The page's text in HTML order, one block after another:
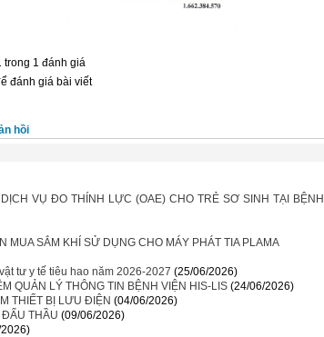
trong 1 đánh giá
đánh giá bài viết
hồi
VỤ ĐO THÍNH LỰC (OAE) CHO TRẺ SƠ SINH TẠI BỆNH
MUA SẮM KHÍ SỬ DỤNG CHO MÁY PHÁT TIA PLAMA
tư y tế tiêu hao năm 2026-2027 (25/06/2026)
QUẢN LÝ THÔNG TIN BỆNH VIỆN HIS-LIS (24/06/2026)
THIẾT BỊ LƯU ĐIỆN (04/06/2026)
THẦU (09/06/2026)